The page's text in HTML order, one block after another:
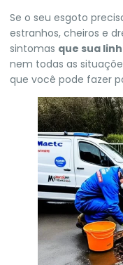
Se o seu esgoto
estranhos, cheiros e
sintomas que sua
nem todas as
que você pode fazer